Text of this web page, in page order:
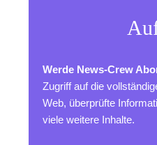
Werde News-Crew
Zugriff auf die
Web, überprüfte
viele weitere Inhalte.